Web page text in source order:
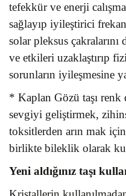
tefekkür ve enerji
sağlayıp iyileştirici
solar pleksus
ve etkileri uzaklaştırıp
sorunların iyileşmesine
* Kaplan Gözü taşı
sevgiyi geliştirmek,
toksitlerden arın mak
birlikte bileklik olarak
Yeni aldığınız taşı